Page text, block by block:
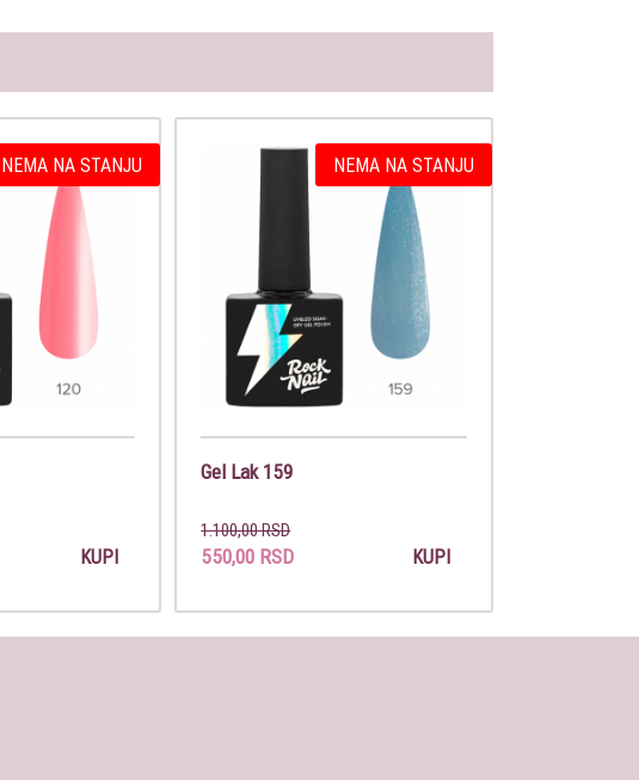
NEMA NA STANJU
KUPI
NEMA NA STANJU
Gel Lak 159
1.100,00 RSD
550,00 RSD KUPI